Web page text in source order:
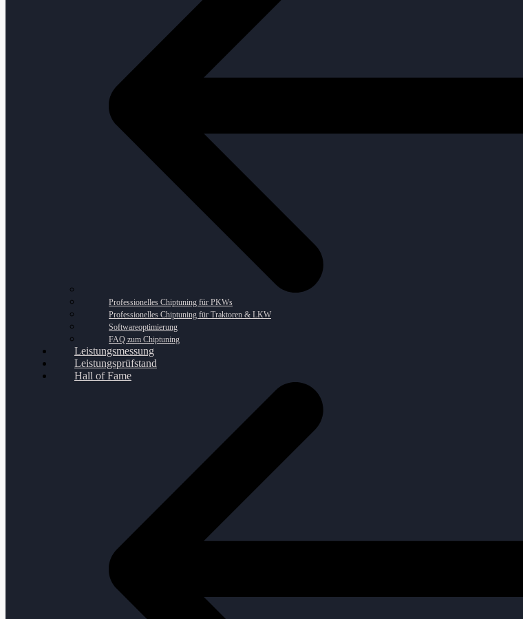
Professionelles Chiptuning für PKWs
Professionelles Chiptuning für Traktoren & LKW
Softwareoptimierung
FAQ zum Chiptuning
Leistungsmessung
Leistungsprüfstand
Hall of Fame